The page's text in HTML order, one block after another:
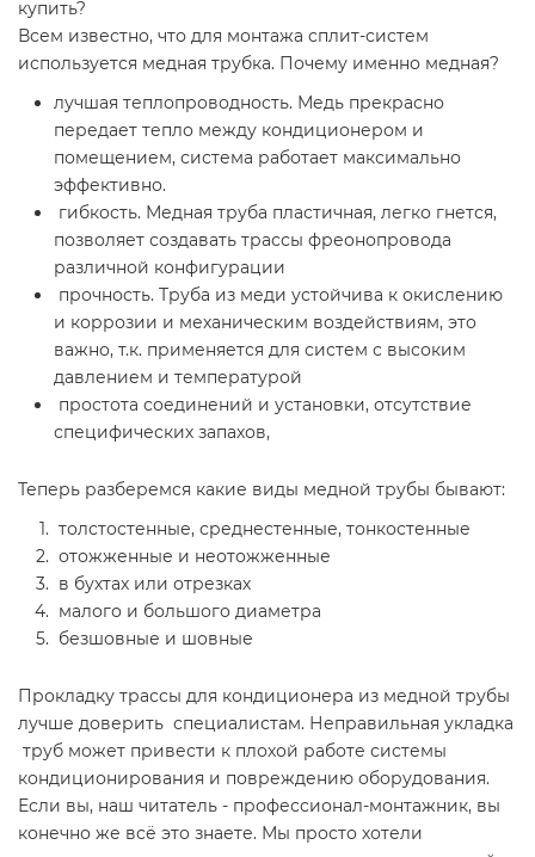
купить?
Всем известно, что для монтажа сплит-систем
используется медная трубка. Почему именно медная?
лучшая теплопроводность. Медь прекрасно
передает тепло между кондиционером и
помещением, система работает максимально
эффективно.
гибкость. Медная труба пластичная, легко гнется,
позволяет создавать трассы фреонопровода
различной конфигурации
прочность. Труба из меди устойчива к окислению
и коррозии и механическим воздействиям, это
важно, т.к. применяется для систем с высоким
давлением и температурой
простота соединений и установки, отсутствие
специфических запахов,
Теперь разберемся какие виды медной трубы бывают:
толстостенные, среднестенные, тонкостенные
отожженные и неотожженные
в бухтах или отрезках
малого и большого диаметра
безшовные и шовные
Прокладку трассы для кондиционера из медной трубы
лучше доверить специалистам. Неправильная укладка
труб может привести к плохой работе системы
кондиционирования и повреждению оборудования.
Если вы, наш читатель - профессионал-монтажник, вы
конечно же всё это знаете. Мы просто хотели